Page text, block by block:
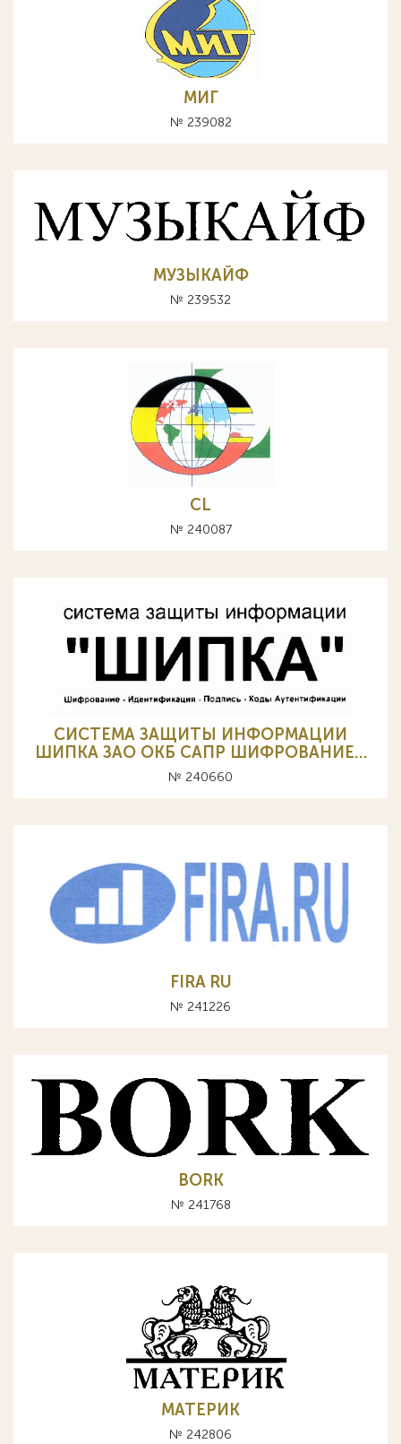
МИГ
№ 239082
МУЗЫКАЙФ
№ 239532
CL
№ 240087
СИСТЕМА ЗАЩИТЫ ИНФОРМАЦИИ
ШИПКА ЗАО ОКБ САПР ШИФРОВАНИЕ…
№ 240660
FIRA RU
№ 241226
BORK
№ 241768
МАТЕРИК
№ 242806